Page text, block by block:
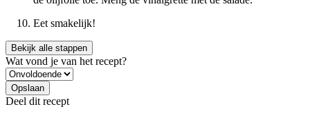
Eet smakelijk!
Bekijk alle stappen
Wat vond je van het recept?
Deel dit recept